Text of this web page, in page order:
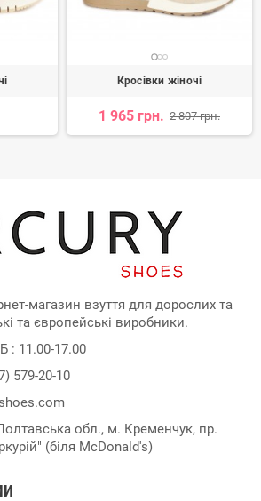
Кросівки жіночі
1 965 грн. 2 807 грн.
магазин взуття для дорослих та
та європейські виробники.
: 11.00-17.00
579-20-10
обл., м. Кременчук, пр.
(біля McDonald's)